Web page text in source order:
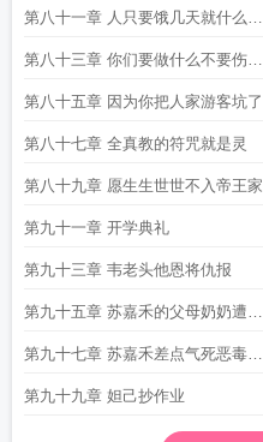
晚都要端着
第八十一章 人只要饿几天就什么杂
念都没了
第八十三章 你们要做什么不要伤害
苏姐姐
第八十五章 因为你把人家游客坑了
第八十七章 全真教的符咒就是灵
第八十九章 愿生生世世不入帝王家
第九十一章 开学典礼
第九十三章 韦老头他恩将仇报
第九十五章 苏嘉禾的父母奶奶遭报
应了
第九十七章 苏嘉禾差点气死恶毒奶
奶
第九十九章 妲己抄作业